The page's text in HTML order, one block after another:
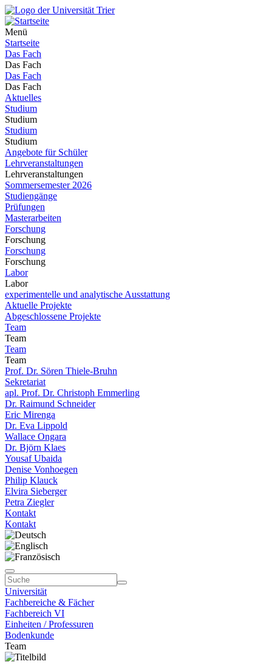
Menü
Startseite
Das Fach
Das Fach
Das Fach
Das Fach
Aktuelles
Studium
Studium
Studium
Studium
Angebote für Schüler
Lehrveranstaltungen
Lehrveranstaltungen
Sommersemester 2026
Studiengänge
Prüfungen
Masterarbeiten
Forschung
Forschung
Forschung
Forschung
Labor
Labor
experimentelle und analytische Ausstattung
Aktuelle Projekte
Abgeschlossene Projekte
Team
Team
Team
Team
Prof. Dr. Sören Thiele-Bruhn
Sekretariat
apl. Prof. Dr. Christoph Emmerling
Dr. Raimund Schneider
Eric Mirenga
Dr. Eva Lippold
Wallace Ongara
Dr. Björn Klaes
Yousaf Ubaida
Denise Vonhoegen
Philip Klauck
Elvira Sieberger
Petra Ziegler
Kontakt
Kontakt
Universität
Fachbereiche & Fächer
Fachbereich VI
Einheiten / Professuren
Bodenkunde
Team